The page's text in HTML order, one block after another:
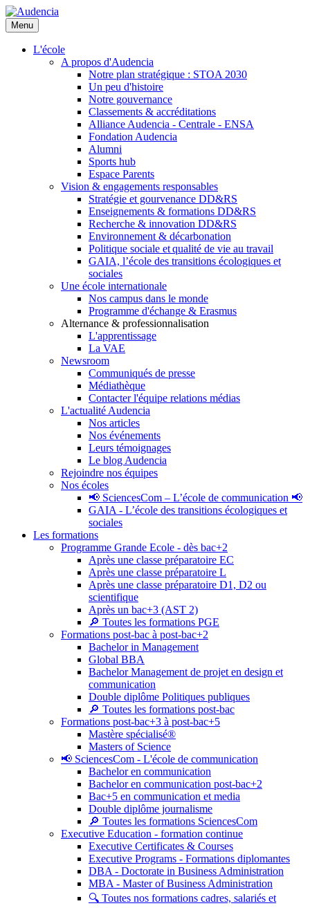
Aller
au
contenu
principal
Menu
L'école
A propos d'Audencia
Notre plan stratégique : STOA 2030
Un peu d'histoire
Notre gouvernance
Classements & accréditations
Alliance Audencia - Centrale - ENSA
Fondation Audencia
Alumni
Sports hub
Espace Parents
Vision & engagements responsables
Stratégie et gourvenance DD&RS
Enseignements & formations DD&RS
Recherche & innovation DD&RS
Environnement & décarbonation
Politique sociale et qualité de vie au travail
GAIA, l’école des transitions écologiques et
sociales
Une école internationale
Nos campus dans le monde
Programme d'échange & Erasmus
Alternance & professionnalisation
L'apprentissage
La VAE
Newsroom
Communiqués de presse
Médiathèque
Contacter l'équipe relations médias
L'actualité Audencia
Nos articles
Nos événements
Leurs témoignages
Le blog Audencia
Rejoindre nos équipes
Nos écoles
📢 SciencesCom – L’école de communication 📢
GAIA - L’école des transitions écologiques et
sociales
Les formations
Programme Grande Ecole - dès bac+2
Après une classe préparatoire EC
Après une classe préparatoire L
Après une classe préparatoire D1, D2 ou
scientifique
Après un bac+3 (AST 2)
🔎 Toutes les formations PGE
Formations post-bac à post-bac+2
Bachelor in Management
Global BBA
Bachelor Management de projet en design et
communication
Double diplôme Politiques publiques
🔎 Toutes les formations post-bac
Formations post-bac+3 à post-bac+5
Mastère spécialisé®
Masters of Science
📢 SciencesCom - L'école de communication
Bachelor en communication
Bachelor en communication post-bac+2
Bac+5 en communication et media
Double diplôme journalisme
🔎 Toutes les formations SciencesCom
Executive Education - formation continue
Executive Certificates & Courses
Executive Programs - Formations diplomantes
DBA - Doctorate in Business Administration
MBA - Master of Business Administration
🔍 Toutes nos formations cadres, salariés et